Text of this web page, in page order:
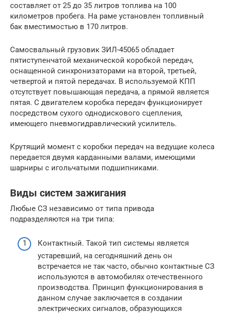
составляет от 25 до 35 литров топлива на 100
километров пробега. На раме установлен топливный
бак вместимостью в 170 литров.
Самосвальный грузовик ЗИЛ-45065 обладает
пятиступенчатой механической коробкой передач,
оснащенной синхронизаторами на второй, третьей,
четвертой и пятой передачах. В используемой КПП
отсутствует повышающая передача, а прямой является
пятая. С двигателем коробка передач функционирует
посредством сухого однодискового сцепления,
имеющего пневмогидравлический усилитель.
Крутящий момент с коробки передач на ведущие колеса
передается двумя карданными валами, имеющими
шарниры с игольчатыми подшипниками.
Виды систем зажигания
Любые СЗ независимо от типа привода
подразделяются на три типа:
Контактный. Такой тип системы является
устаревший, на сегодняшний день он
встречается не так часто, обычно контактные СЗ
используются в автомобилях отечественного
производства. Принцип функционирования в
данном случае заключается в создании
электрических сигналов, образующихся